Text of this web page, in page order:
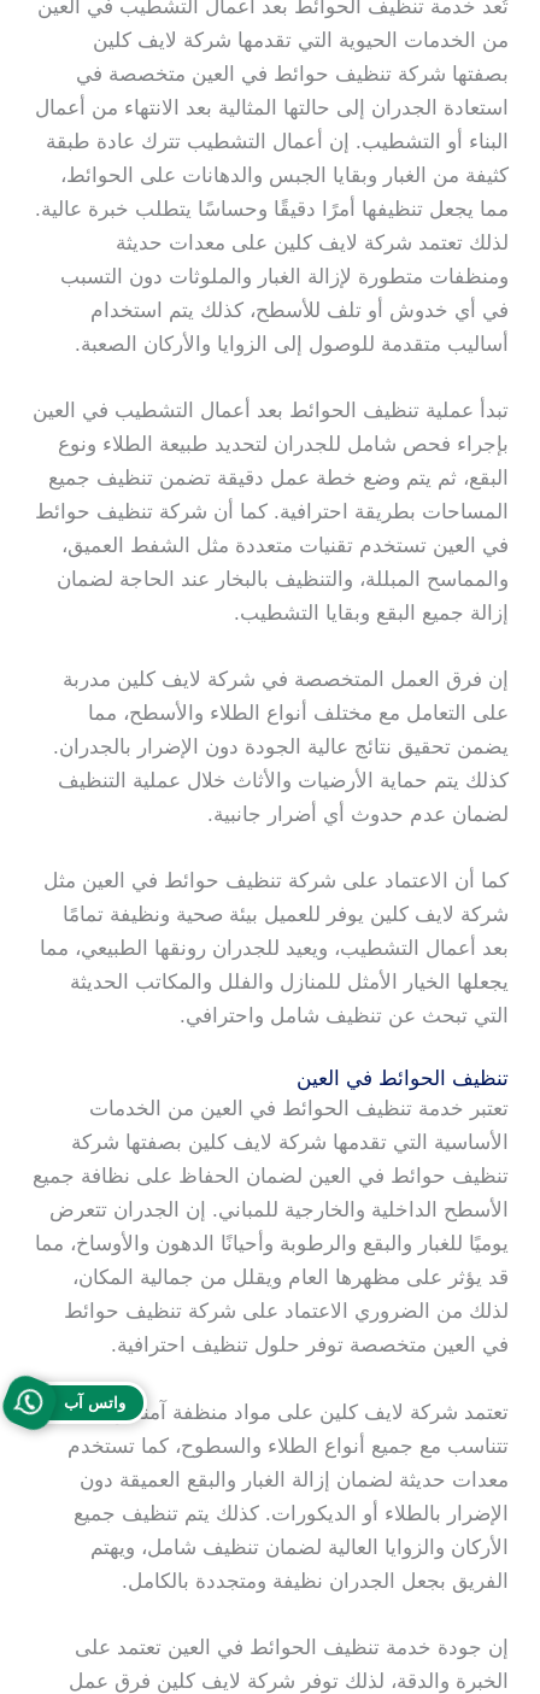
تُعد خدمة تنظيف الحوائط بعد أعمال التشطيب في العين
من الخدمات الحيوية التي تقدمها شركة لايف كلين
بصفتها شركة تنظيف حوائط في العين متخصصة في
استعادة الجدران إلى حالتها المثالية بعد الانتهاء من أعمال
البناء أو التشطيب. إن أعمال التشطيب تترك عادة طبقة
كثيفة من الغبار وبقايا الجبس والدهانات على الحوائط،
مما يجعل تنظيفها أمرًا دقيقًا وحساسًا يتطلب خبرة عالية.
لذلك تعتمد شركة لايف كلين على معدات حديثة
ومنظفات متطورة لإزالة الغبار والملوثات دون التسبب
في أي خدوش أو تلف للأسطح، كذلك يتم استخدام
أساليب متقدمة للوصول إلى الزوايا والأركان الصعبة.
تبدأ عملية تنظيف الحوائط بعد أعمال التشطيب في العين
بإجراء فحص شامل للجدران لتحديد طبيعة الطلاء ونوع
البقع، ثم يتم وضع خطة عمل دقيقة تضمن تنظيف جميع
المساحات بطريقة احترافية. كما أن شركة تنظيف حوائط
في العين تستخدم تقنيات متعددة مثل الشفط العميق،
والمماسح المبللة، والتنظيف بالبخار عند الحاجة لضمان
إزالة جميع البقع وبقايا التشطيب.
إن فرق العمل المتخصصة في شركة لايف كلين مدربة
على التعامل مع مختلف أنواع الطلاء والأسطح، مما
يضمن تحقيق نتائج عالية الجودة دون الإضرار بالجدران.
كذلك يتم حماية الأرضيات والأثاث خلال عملية التنظيف
لضمان عدم حدوث أي أضرار جانبية.
كما أن الاعتماد على شركة تنظيف حوائط في العين مثل
شركة لايف كلين يوفر للعميل بيئة صحية ونظيفة تمامًا
بعد أعمال التشطيب، ويعيد للجدران رونقها الطبيعي، مما
يجعلها الخيار الأمثل للمنازل والفلل والمكاتب الحديثة
التي تبحث عن تنظيف شامل واحترافي.
تنظيف الحوائط في العين
تعتبر خدمة تنظيف الحوائط في العين من الخدمات
الأساسية التي تقدمها شركة لايف كلين بصفتها شركة
تنظيف حوائط في العين لضمان الحفاظ على نظافة جميع
الأسطح الداخلية والخارجية للمباني. إن الجدران تتعرض
يوميًا للغبار والبقع والرطوبة وأحيانًا الدهون والأوساخ، مما
قد يؤثر على مظهرها العام ويقلل من جمالية المكان،
لذلك من الضروري الاعتماد على شركة تنظيف حوائط
في العين متخصصة توفر حلول تنظيف احترافية.
تعتمد شركة لايف كلين على مواد منظفة آمنة وفعّالة
تتناسب مع جميع أنواع الطلاء والسطوح، كما تستخدم
معدات حديثة لضمان إزالة الغبار والبقع العميقة دون
الإضرار بالطلاء أو الديكورات. كذلك يتم تنظيف جميع
الأركان والزوايا العالية لضمان تنظيف شامل، ويهتم
الفريق بجعل الجدران نظيفة ومتجددة بالكامل.
إن جودة خدمة تنظيف الحوائط في العين تعتمد على
الخبرة والدقة، لذلك توفر شركة لايف كلين فرق عمل
واتس آب